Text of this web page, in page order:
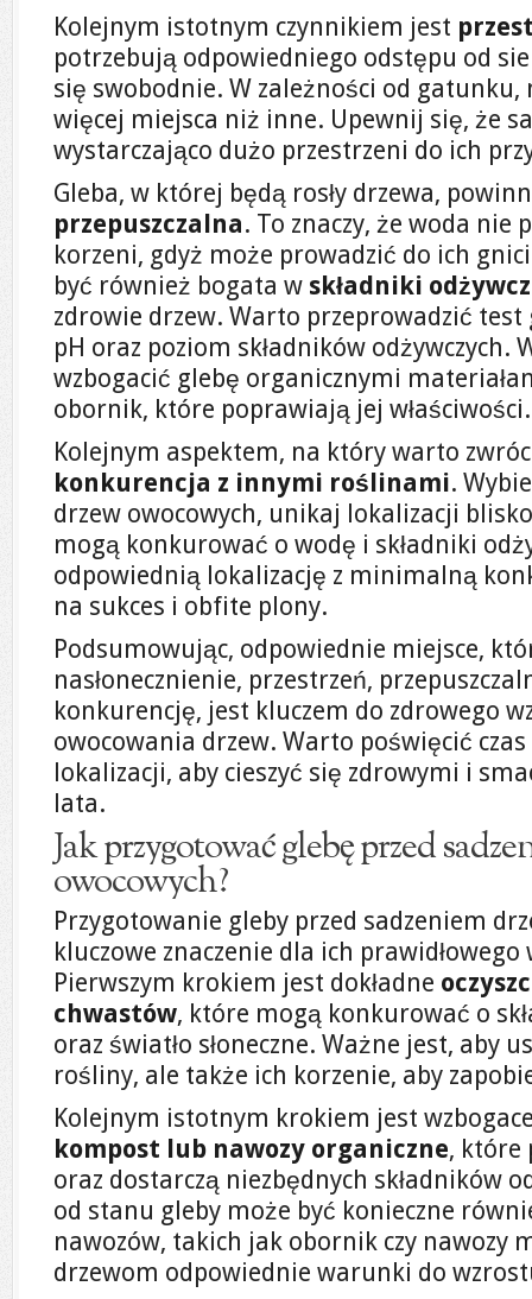
Kolejnym istotnym czynnikiem jest
potrzebują odpowiedniego odstępu od
się swobodnie. W zależności od
więcej miejsca niż inne. Upewnij się, że
wystarczająco dużo przestrzeni do ich
Gleba, w której będą rosły drzewa,
przepuszczalna. To znaczy, że woda nie
korzeni, gdyż może prowadzić do ich
być również bogata w składniki
zdrowie drzew. Warto przeprowadzić test
pH oraz poziom składników odżywczych.
wzbogacić glebę organicznymi
obornik, które poprawiają jej właściwości.
Kolejnym aspektem, na który warto
konkurencja z innymi roślinami.
drzew owocowych, unikaj lokalizacji
mogą konkurować o wodę i składniki
odpowiednią lokalizację z minimalną
na sukces i obfite plony.
Podsumowując, odpowiednie miejsce,
nasłonecznienie, przestrzeń,
konkurencję, jest kluczem do zdrowego
owocowania drzew. Warto poświęcić
lokalizacji, aby cieszyć się zdrowymi i
lata.
Jak przygotować glebę przed
owocowych?
Przygotowanie gleby przed sadzeniem
kluczowe znaczenie dla ich
Pierwszym krokiem jest dokładne
chwastów, które mogą konkurować o
oraz światło słoneczne. Ważne jest, aby
rośliny, ale także ich korzenie, aby
Kolejnym istotnym krokiem jest
kompost lub nawozy organiczne, które
oraz dostarczą niezbędnych składników
od stanu gleby może być konieczne
nawozów, takich jak obornik czy nawozy
drzewom odpowiednie warunki do